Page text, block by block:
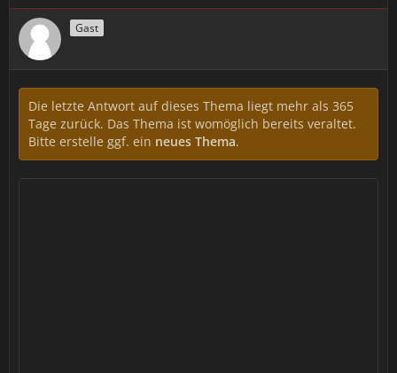
Gast
Die letzte Antwort auf dieses Thema liegt mehr als 365
Tage zurück. Das Thema ist womöglich bereits veraltet.
Bitte erstelle ggf. ein neues Thema.